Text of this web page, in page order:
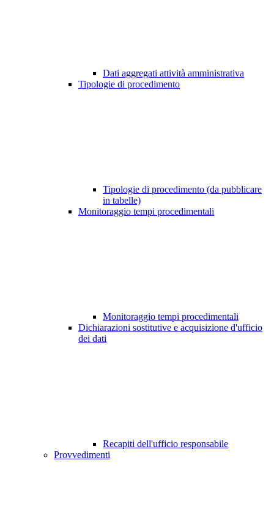
Dati aggregati attività amministrativa
Tipologie di procedimento
Tipologie di procedimento (da pubblicare
in tabelle)
Monitoraggio tempi procedimentali
Monitoraggio tempi procedimentali
Dichiarazioni sostitutive e acquisizione d'ufficio
dei dati
Recapiti dell'ufficio responsabile
Provvedimenti